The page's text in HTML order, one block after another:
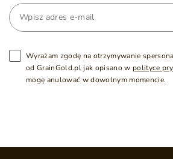
Wyrażam zgodę na otrzymywanie
od GrainGold.pl jak opisano w polityce
mogę anulować w dowolnym momencie.